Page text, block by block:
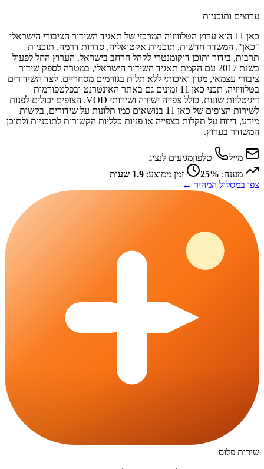
ערוצים ותוכניות
כאן 11 הוא ערוץ הטלוויזיה המרכזי של תאגיד השידור הציבורי הישראלי
"כאן", המשדר חדשות, תוכניות אקטואליה, סדרות דרמה, תוכניות
תרבות, בידור ותוכן דוקומנטרי לקהל הרחב בישראל. הערוץ החל לפעול
בשנת 2017 עם הקמת תאגיד השידור הישראלי, במטרה לספק שידור
ציבורי עצמאי, מגוון ואיכותי ללא תלות בגורמים מסחריים. לצד השידורים
בטלוויזיה, תכני כאן 11 זמינים גם באתר האינטרנט ובפלטפורמות
דיגיטליות שונות, כולל צפייה ישירה ושירותי VOD. הצופים יכולים לפנות
לשירות הצופים של כאן 11 בנושאים כמו תלונות על שידורים, בקשות
מידע, דיווח על תקלות בצפייה או פניות כלליות הקשורות לתוכניות ולתוכן
המשודר בערוץ.
מייל טלפוןמגיעים לנציג
מענה: 25% זמן ממוצע: 1.9 שעות
צפו במסלול המהיר ←
שירות פלוס